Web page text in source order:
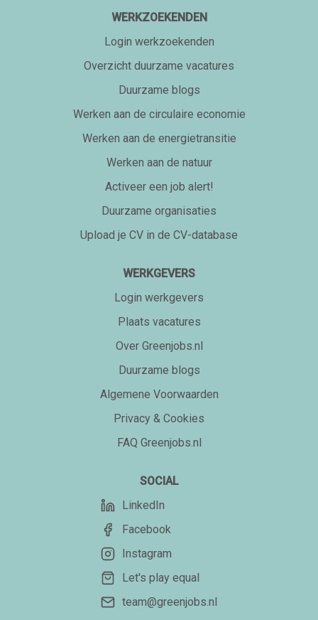
WERKZOEKENDEN
Login werkzoekenden
Overzicht duurzame vacatures
Duurzame blogs
Werken aan de circulaire economie
Werken aan de energietransitie
Werken aan de natuur
Activeer een job alert!
Duurzame organisaties
Upload je CV in de CV-database
WERKGEVERS
Login werkgevers
Plaats vacatures
Over Greenjobs.nl
Duurzame blogs
Algemene Voorwaarden
Privacy & Cookies
FAQ Greenjobs.nl
SOCIAL
LinkedIn
Facebook
Instagram
Let's play equal
team@greenjobs.nl